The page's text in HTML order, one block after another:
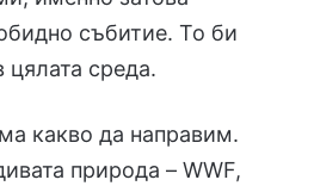
събитие. То би
среда.
какво да направим.
природа – WWF,